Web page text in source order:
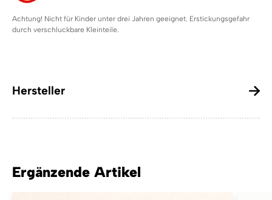
Achtung! Nicht für Kinder unter drei Jahren geeignet. Erstickungsgefahr
durch verschluckbare Kleinteile.
Hersteller
Ergänzende Artikel